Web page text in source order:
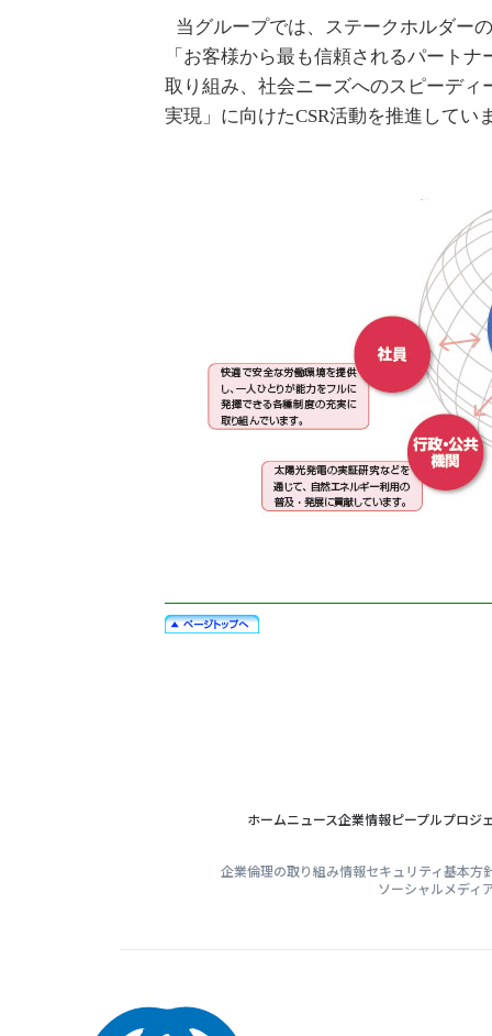
当グループでは、ステークホルダー
「お客様から最も信頼されるパート
取り組み、社会ニーズへのスピーデ
実現」に向けたCSR活動を推進してい
ホームニュース企業情報ピープルプロジ
企業倫理の取り組み情報セキュリティ基本方
ソーシャルメディ